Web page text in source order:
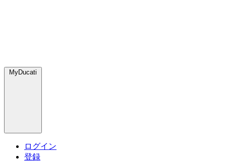
MyDucati
ログイン
登録